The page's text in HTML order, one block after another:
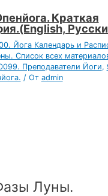
Краткая
Йога Календарь и
Список всех
Преподаватели Йоги,
/ От admin
Луны.